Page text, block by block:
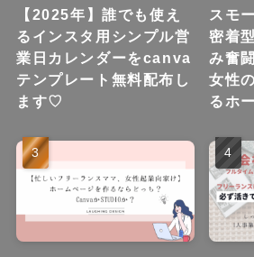
【2025年】誰でも使え
るインスタ用シンプル営
業日カレンダーをcanva
テンプレート無料配布し
ます♡
スモ
密着
み奮
女性
るホ